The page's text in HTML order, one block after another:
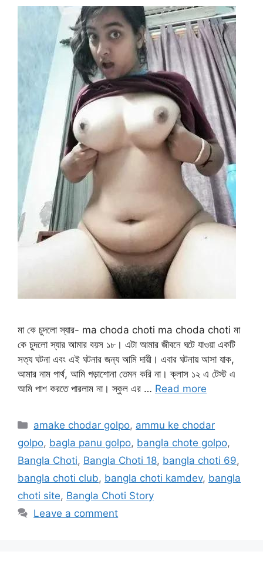
মা কে চুদলো স্যার- ma choda choti ma choda choti মা
কে চুদলো স্যার আমার বয়স ১৮। এটা আমার জীবনে ঘটে যাওয়া একটি
সত্য ঘটনা এবং এই ঘটনার জন্য আমি দায়ী। এবার ঘটনায় আসা যাক,
আমার নাম পার্থ, আমি পড়াশোনা তেমন করি না। ক্লাস ১২ এ টেস্ট এ
আমি পাশ করতে পারলাম না। স্কুল এর … Read more
Categories
amake chodar golpo, ammu ke chodar
golpo, bagla panu golpo, bangla chote golpo,
Bangla Choti, Bangla Choti 18, bangla choti 69,
bangla choti club, bangla choti kamdev, bangla
choti site, Bangla Choti Story
Leave a comment